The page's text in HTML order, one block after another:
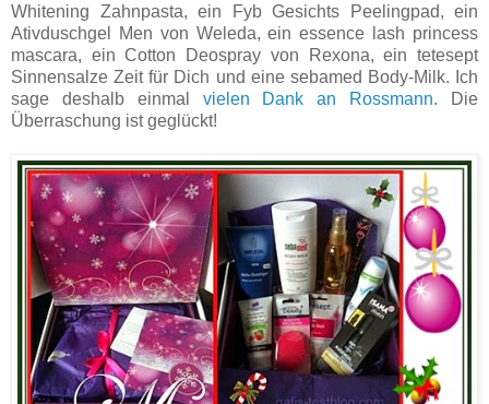
Whitening Zahnpasta, ein Fyb Gesichts Peelingpad, ein
Ativduschgel Men von Weleda, ein essence lash princess
mascara, ein Cotton Deospray von Rexona, ein tetesept
Sinnensalze Zeit für Dich und eine sebamed Body-Milk. Ich
sage deshalb einmal vielen Dank an Rossmann. Die
Überraschung ist geglückt!